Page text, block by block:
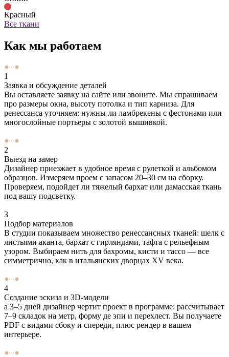
Красный
Все ткани
Как мы работаем
1
Заявка и обсуждение деталей
Вы оставляете заявку на сайте или звоните. Мы спрашиваем
про размеры окна, высоту потолка и тип карниза. Для
ренессанса уточняем: нужны ли ламбрекены с фестонами или
многослойные портьеры с золотой вышивкой.
2
Выезд на замер
Дизайнер приезжает в удобное время с рулеткой и альбомом
образцов. Измеряем проем с запасом 20–30 см на сборку.
Проверяем, подойдет ли тяжелый бархат или дамасская ткань
под вашу подсветку.
3
Подбор материалов
В студии показываем множество ренессансных тканей: шелк с
листьями аканта, бархат с гирляндами, тафта с рельефным
узором. Выбираем нить для бахромы, кисти и тассо — все
симметрично, как в итальянских дворцах XV века.
4
Создание эскиза и 3D-модели
а 3–5 дней дизайнер чертит проект в программе: рассчитывает
7–9 складок на метр, форму де эпи и перехлест. Вы получаете
PDF с видами сбоку и спереди, плюс рендер в вашем
интерьере.